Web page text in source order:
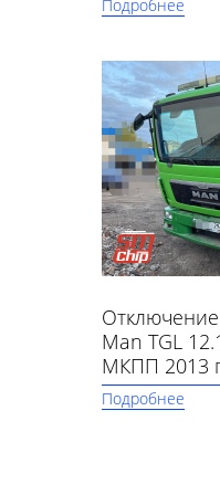
Подробнее
Отключение
Man TGL
МКПП 2013
Подробнее